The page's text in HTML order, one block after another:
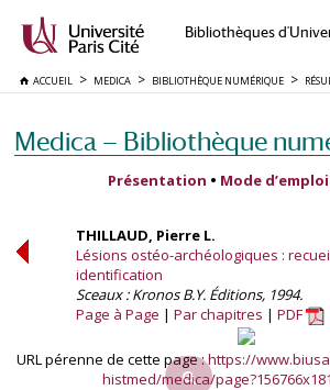
Bibliothèques
ACCUEIL MEDICA BIBLIOTHÈQUE NUMÉRIQUE
Medica — Bibliothèque
Présentation • Mode d’emploi
THILLAUD, Pierre L.
Lésions ostéo-archéologiques :
identification
Sceaux : Kronos B.Y. Éditions, 1994.
Page à Page
Par chapitres PDF
URL pérenne de cette page :https://
histmed/medica/